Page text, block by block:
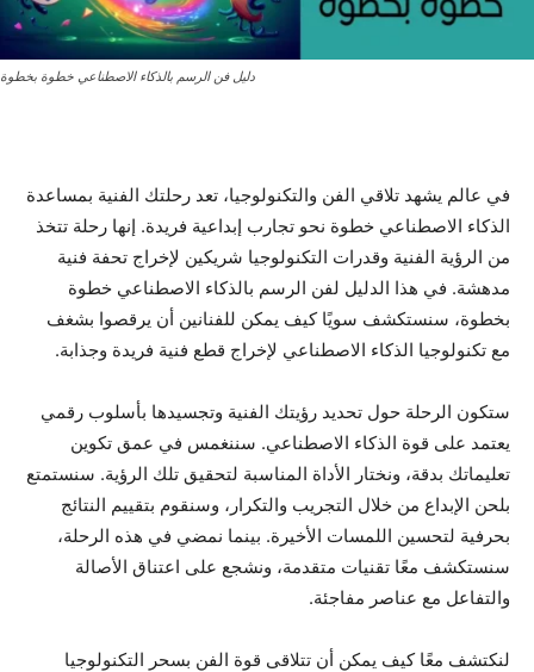
دليل فن الرسم بالذكاء الاصطناعي خطوة بخطوة
في عالم يشهد تلاقي الفن والتكنولوجيا، تعد رحلتك الفنية بمساعدة
الذكاء الاصطناعي خطوة نحو تجارب إبداعية فريدة. إنها رحلة تتخذ
من الرؤية الفنية وقدرات التكنولوجيا شريكين لإخراج تحفة فنية
مدهشة. في هذا الدليل لفن الرسم بالذكاء الاصطناعي خطوة
بخطوة، سنستكشف سويًا كيف يمكن للفنانين أن يرقصوا بشغف
مع تكنولوجيا الذكاء الاصطناعي لإخراج قطع فنية فريدة وجذابة.
ستكون الرحلة حول تحديد رؤيتك الفنية وتجسيدها بأسلوب رقمي
يعتمد على قوة الذكاء الاصطناعي. سننغمس في عمق تكوين
تعليماتك بدقة، ونختار الأداة المناسبة لتحقيق تلك الرؤية. سنستمتع
بلحن الإبداع من خلال التجريب والتكرار، وسنقوم بتقييم النتائج
بحرفية لتحسين اللمسات الأخيرة. بينما نمضي في هذه الرحلة،
سنستكشف معًا تقنيات متقدمة، ونشجع على اعتناق الأصالة
والتفاعل مع عناصر مفاجئة.
لنكتشف معًا كيف يمكن أن تتلاقى قوة الفن بسحر التكنولوجيا